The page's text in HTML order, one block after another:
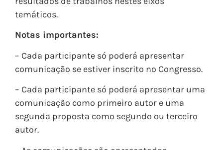
temáticos.
Notas importantes:
– Cada participante só poderá apresentar
comunicação se estiver inscrito no Congresso.
– Cada participante só poderá apresentar uma
comunicação como primeiro autor e uma
segunda proposta como segundo ou terceiro
autor.